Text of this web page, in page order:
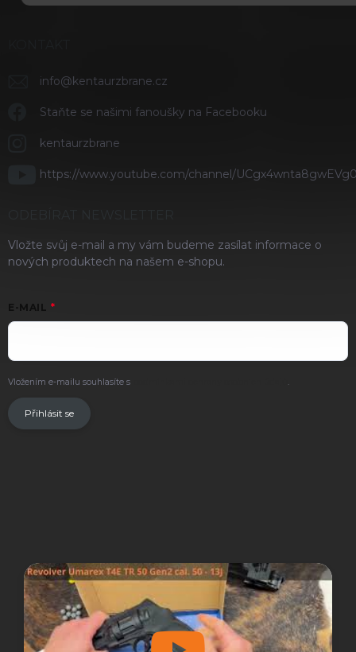
info@kentaurzbrane.cz
Staňte se našimi fanoušky na Facebooku
kentaurzbrane
https://www.youtube.com/channel/
Vložte svůj e-mail a my vám budeme zasílat informace o
nových produktech na našem e-shopu.
E-MAIL
Vložením e-mailu souhlasíte s .
Přihlásit se